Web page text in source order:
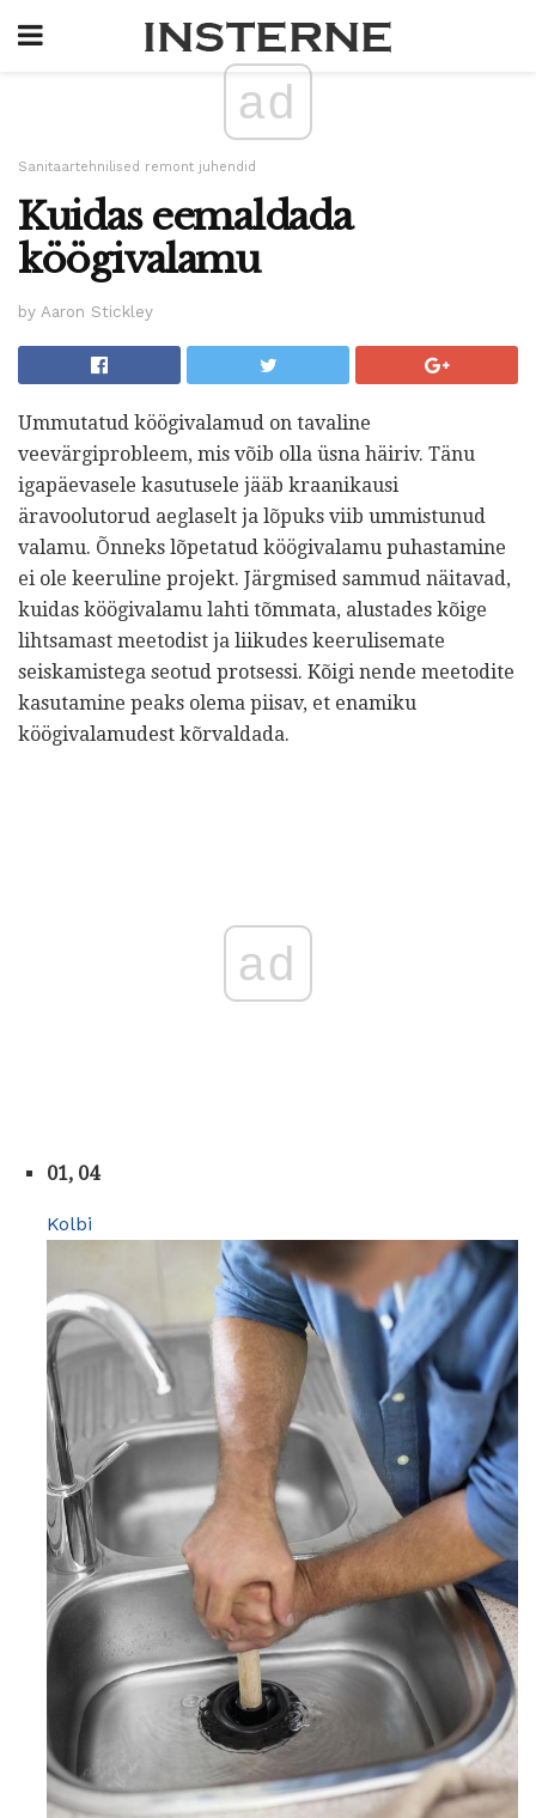
ad
Sanitaartehnilised remont juhendid
Kuidas eemaldada
köögivalamu
by Aaron Stickley
Ummutatud köögivalamud on tavaline
veevärgiprobleem, mis võib olla üsna häiriv. Tänu
igapäevasele kasutusele jääb kraanikausi
äravoolutorud aeglaselt ja lõpuks viib ummistunud
valamu. Õnneks lõpetatud köögivalamu puhastamine
ei ole keeruline projekt. Järgmised sammud näitavad,
kuidas köögivalamu lahti tõmmata, alustades kõige
lihtsamast meetodist ja liikudes keerulisemate
seiskamistega seotud protsessi. Kõigi nende meetodite
kasutamine peaks olema piisav, et enamiku
köögivalamudest kõrvaldada.
ad
01, 04
Kolbi